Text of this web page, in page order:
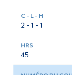
2 - 1 - 1
45